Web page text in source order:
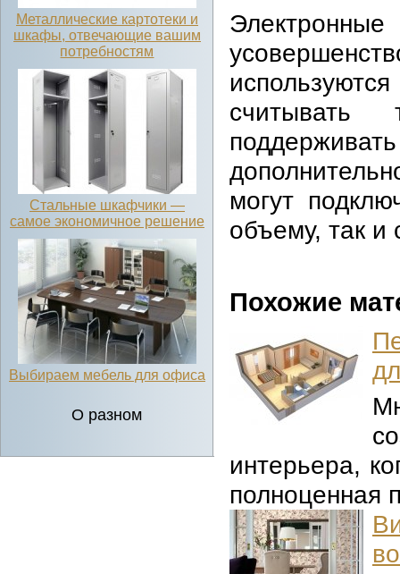
Металлические картотеки и
шкафы, отвечающие вашим
потребностям
Стальные шкафчики —
самое экономичное решение
Выбираем мебель для офиса
О разном
могут
объему, так
Похожие
интерьера,
полноценная